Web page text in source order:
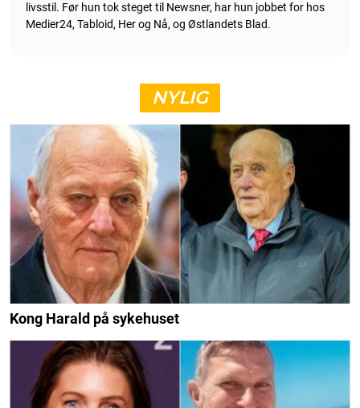
livsstil. Før hun tok steget til Newsner, har hun jobbet for hos
Medier24, Tabloid, Her og Nå, og Østlandets Blad.
NYLIG
Kong Harald på sykehuset